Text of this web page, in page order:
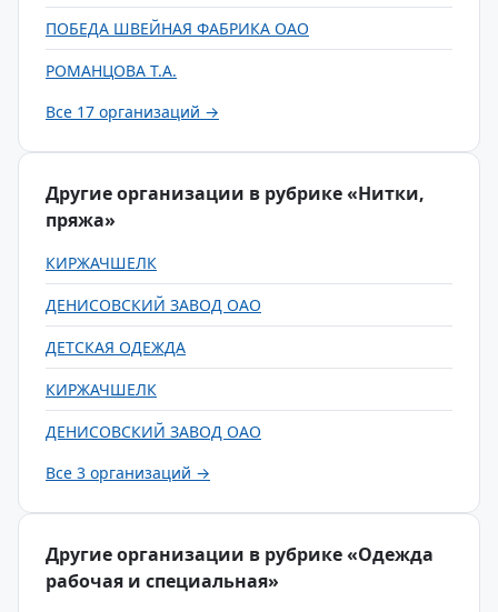
ПОБЕДА ШВЕЙНАЯ ФАБРИКА ОАО
РОМАНЦОВА Т.А.
Все 17 организаций →
Другие организации в рубрике «Нитки,
пряжа»
КИРЖАЧШЕЛК
ДЕНИСОВСКИЙ ЗАВОД ОАО
ДЕТСКАЯ ОДЕЖДА
КИРЖАЧШЕЛК
ДЕНИСОВСКИЙ ЗАВОД ОАО
Все 3 организаций →
Другие организации в рубрике «Одежда
рабочая и специальная»